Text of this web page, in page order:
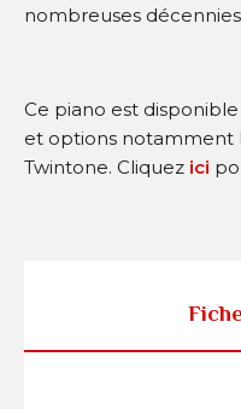
nombreuses
Ce piano est
et options notamment
Twintone. Cliquez ici